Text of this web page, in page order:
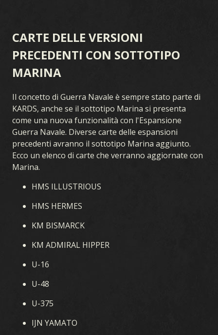
CARTE DELLE VERSIONI
PRECEDENTI CON SOTTOTIPO
MARINA
Il concetto di Guerra Navale è sempre stato parte di
KARDS, anche se il sottotipo Marina si presenta
come una nuova funzionalità con l'Espansione
Guerra Navale. Diverse carte delle espansioni
precedenti avranno il sottotipo Marina aggiunto.
Ecco un elenco di carte che verranno aggiornate con
Marina.
HMS ILLUSTRIOUS
HMS HERMES
KM BISMARCK
KM ADMIRAL HIPPER
U-16
U-48
U-375
IJN YAMATO